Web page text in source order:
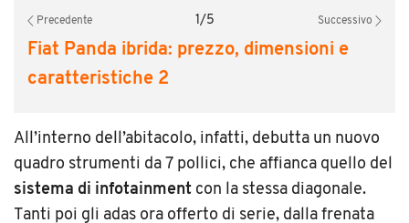
Precedente 1/5 Successivo
Fiat Panda ibrida: prezzo, dimensioni e
caratteristiche 2
All’interno dell’abitacolo, infatti, debutta un nuovo
quadro strumenti da 7 pollici, che affianca quello del
sistema di infotainment con la stessa diagonale.
Tanti poi gli adas ora offerto di serie, dalla frenata